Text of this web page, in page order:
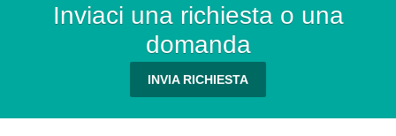
Inviaci una richiesta o una
domanda
INVIA RICHIESTA